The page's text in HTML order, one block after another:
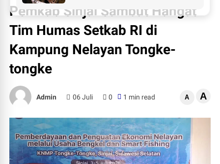
Pemkab Sinjai Sambut Hangat
Tim Humas Setkab RI di
Kampung Nelayan Tongke-
tongke
Admin 06 Juli 0 1 min read A A